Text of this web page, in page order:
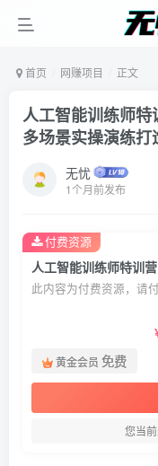
首页 网赚项目 正文
人工智能训练师特
多场景实操演练
无忧
1个月前发布
此内容为付费资源，请
黄金会员 免费
您当
付费资源